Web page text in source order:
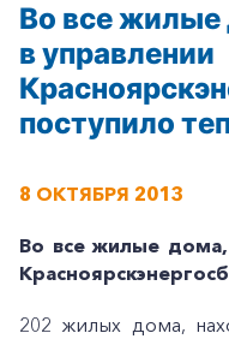
Во все
в управлении
поступило
8 ОКТЯБРЯ 2013
Во все жилые
202 жилых дома,